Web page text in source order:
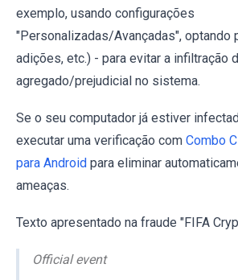
exemplo, usando configurações
"Personalizadas/Avançadas", optando
adições, etc.) - para evitar a infiltração
agregado/prejudicial no sistema.
Se o seu computador já estiver
executar uma verificação com Combo
para Android para eliminar
ameaças.
Texto apresentado na fraude "FIFA
Official event